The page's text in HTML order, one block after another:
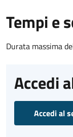
Tempi e
Durata massima
Accedi
Accedi al